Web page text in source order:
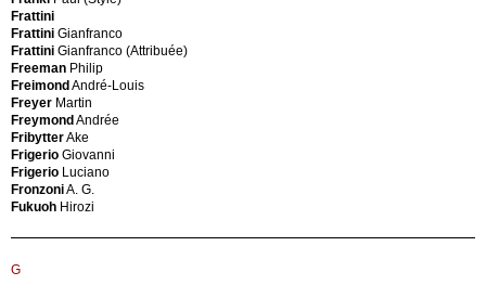
Cannilla
Franco
Cappellini
Giulio
Capron
Roger
Capron
Roger
(Style)
Cardin
Pierre
Carlo
Carli
D
D'Agostino
di
Salerno
Dalca
Danese
Danex
Danish
Production
Darro
Dassi
Frattini
Frattini Gianfranco
Frattini Gianfranco (Attribuée)
Freeman Philip
FreimondAndré-Louis
Freyer Martin
FreymondAndrée
FribytterAke
Frigerio Giovanni
Frigerio Luciano
FronzoniA. G.
Fukuoh Hirozi
G